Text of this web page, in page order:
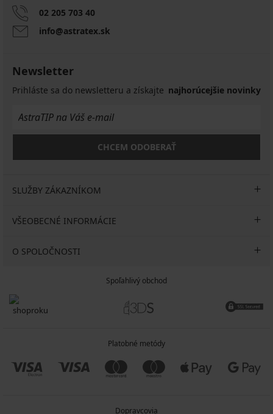
02 205 703 40
info@astratex.sk
Newsletter
Prihláste sa do newsletteru a získajte najhorúcejšie novinky
CHCEM ODOBERAŤ
SLUŽBY ZÁKAZNÍKOM
VŠEOBECNÉ INFORMÁCIE
O SPOLOČNOSTI
Spoľahlivý obchod
Platobné metódy
Dopravcovia